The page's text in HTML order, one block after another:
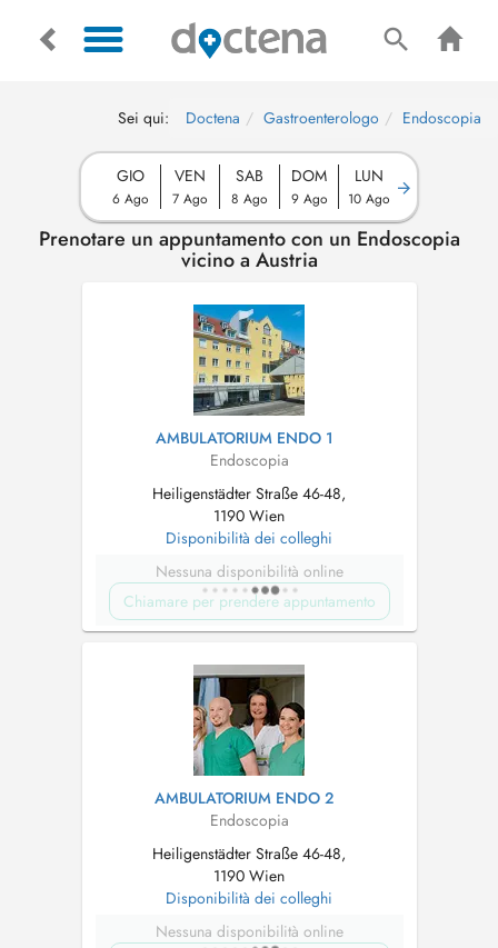
Sei qui: Doctena Gastroenterologo Endoscopia
GIO
6 Ago
VEN
7 Ago
SAB
8 Ago
DOM
9 Ago
LUN
10 Ago
Prenotare un appuntamento con un Endoscopia
vicino a Austria
AMBULATORIUM ENDO 1
Endoscopia
Heiligenstädter Straße 46-48,
1190 Wien
Disponibilità dei colleghi
Nessuna disponibilità online
Chiamare per prendere appuntamento
AMBULATORIUM ENDO 2
Endoscopia
Heiligenstädter Straße 46-48,
1190 Wien
Disponibilità dei colleghi
Nessuna disponibilità online